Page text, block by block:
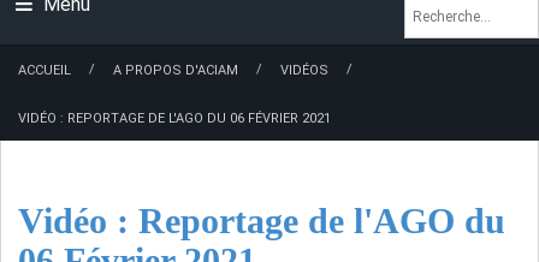
ACCUEIL / A PROPOS D'ACIAM / VIDÉOS /
VIDÉO : REPORTAGE DE L'AGO DU 06 FÉVRIER 2021
Vidéo : Reportage de l'AGO du